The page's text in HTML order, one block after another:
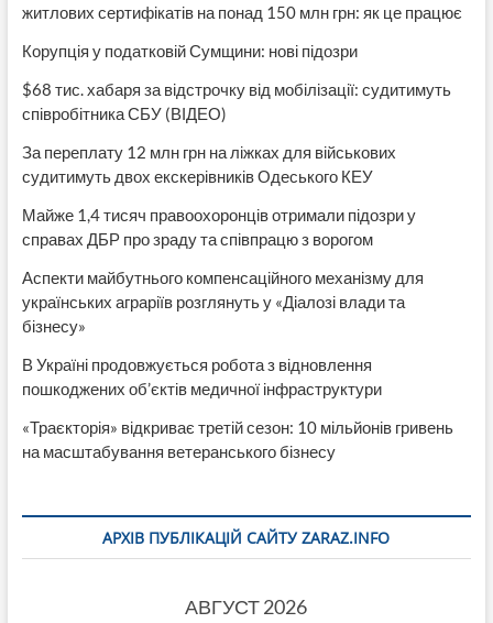
житлових сертифікатів на понад 150 млн грн: як це працює
Корупція у податковій Сумщини: нові підозри
$68 тис. хабаря за відстрочку від мобілізації: судитимуть
співробітника СБУ (ВІДЕО)
За переплату 12 млн грн на ліжках для військових
судитимуть двох екскерівників Одеського КЕУ
Майже 1,4 тисяч правоохоронців отримали підозри у
справах ДБР про зраду та співпрацю з ворогом
Аспекти майбутнього компенсаційного механізму для
українських аграріїв розглянуть у «Діалозі влади та
бізнесу»
В Україні продовжується робота з відновлення
пошкоджених об’єктів медичної інфраструктури
«Траєкторія» відкриває третій сезон: 10 мільйонів гривень
на масштабування ветеранського бізнесу
АРХІВ ПУБЛІКАЦІЙ САЙТУ ZARAZ.INFO
АВГУСТ 2026